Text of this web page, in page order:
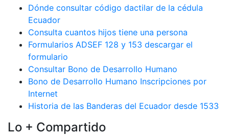
Dónde consultar código dactilar de la cédula
Ecuador
Consulta cuantos hijos tiene una persona
Formularios ADSEF 128 y 153 descargar el
formulario
Consultar Bono de Desarrollo Humano
Bono de Desarrollo Humano Inscripciones por
Internet
Historia de las Banderas del Ecuador desde 1533
Lo + Compartido